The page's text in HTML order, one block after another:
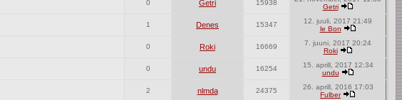
0 Getri 15938
Getri
1 Denes 15347
12. juuli, 2017 21:49
le Bon
0 Roki 16669
7. juuni, 2017 20:24
Roki
0 undu 16254
15. aprill, 2017 12:34
undu
2 nlmda 24375
26. aprill, 2016 17:03
Fulber